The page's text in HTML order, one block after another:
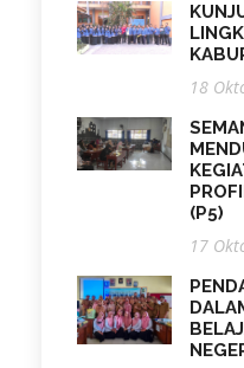
18
(P5)
17